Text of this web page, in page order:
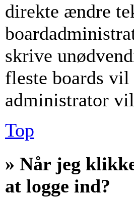
direkte ændre
skrive
fleste boards
administrator
Top
» Når jeg
at logge ind?